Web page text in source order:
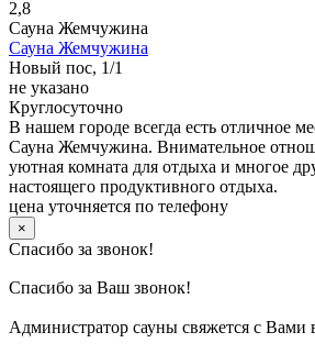
2,8
Сауна Жемчужина
Сауна Жемчужина
Новый пос, 1/1
не указано
Круглосуточно
В нашем городе всегда есть отличное
Сауна Жемчужина. Внимательное
уютная комната для отдыха и многое
настоящего продуктивного отдыха.
цена уточняется по телефону
×
Спасибо за звонок!
Спасибо за Ваш звонок!
Администратор сауны свяжется с Вами